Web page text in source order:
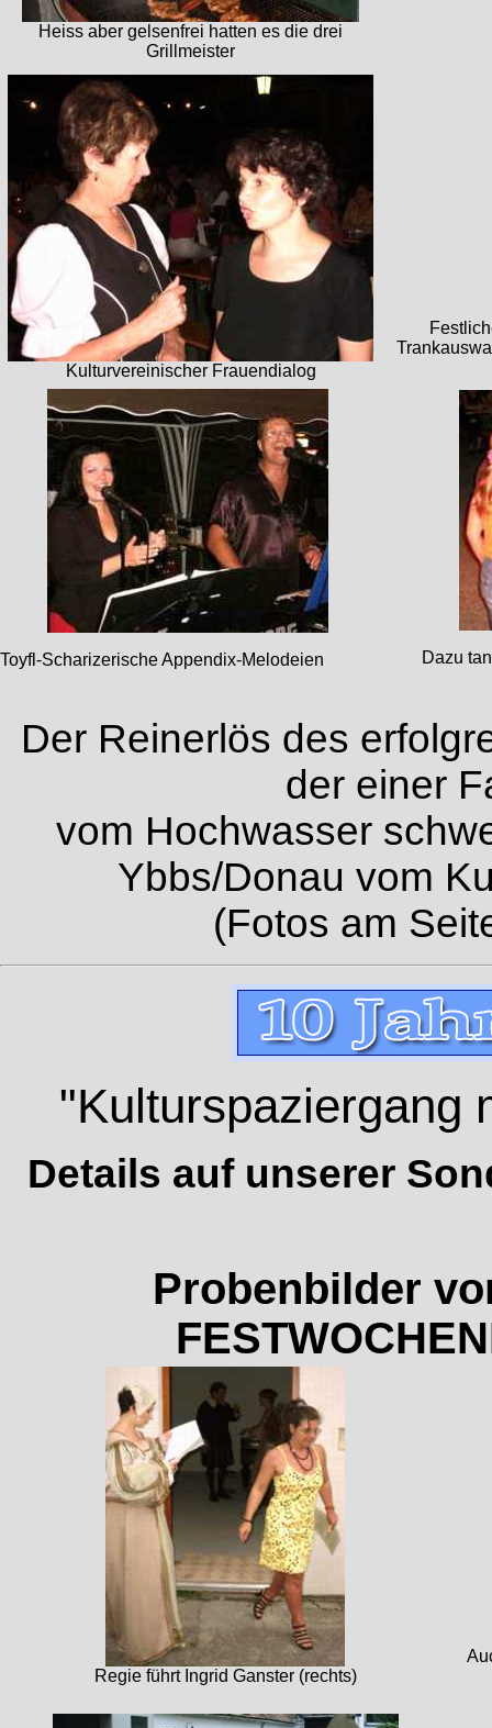
Heiss aber gelsenfrei hatten es die drei
Grillmeister
Kulturvereinischer Frauendialog
Toyfl-Scharizerische Appendix-Melodeien Dazu
Der Reinerlös des
der einer
vom Hochwasser
Ybbs/Donau vom
(Fotos am
"Kulturspaziergang
Details auf unserer
Probenbilder
Regie führt Ingrid Ganster (rechts)